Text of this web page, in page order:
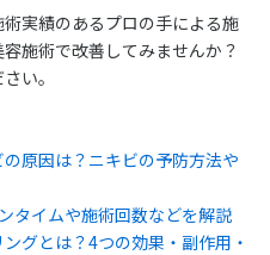
実績のあるプロの手による施
施術で改善してみませんか？
い。
原因は？ニキビの予防方法や
タイムや施術回数などを解説
グとは？4つの効果・副作用・